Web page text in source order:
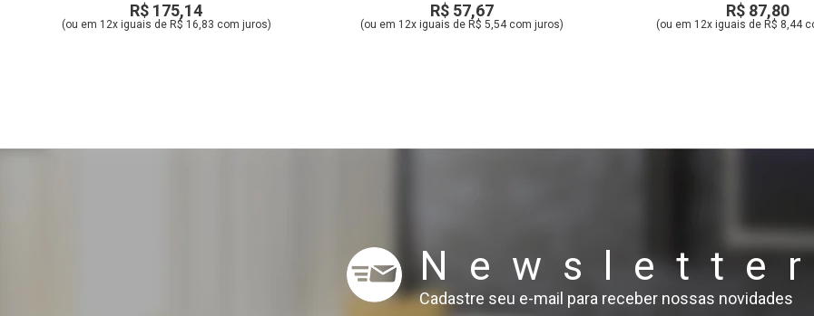
R$ 175,14
(ou em 12x iguais de R$ 16,83 com juros)
R$ 57,67
(ou em 12x iguais de R$ 5,54 com juros)
R$ 87,80
(ou em 12x iguais de R$ 8,44
Cadastre seu e-mail para receber nossas novidades